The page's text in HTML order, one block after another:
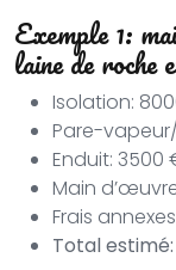
Exemple 1:
laine de roche
Isolation:
Pare-
Enduit: 3500
Main
Frais
Total